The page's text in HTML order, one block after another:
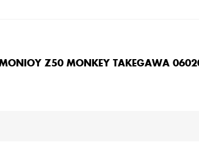
Z50 MONKEY TAKEGAWA